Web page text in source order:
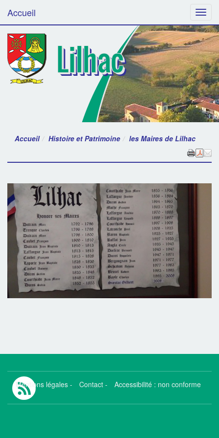
Menu
Accueil
Lilhac
Accueil Histoire et Patrimoine les Maires de Lilhac
Mentions légales - Contact - Accessibilité : non conforme